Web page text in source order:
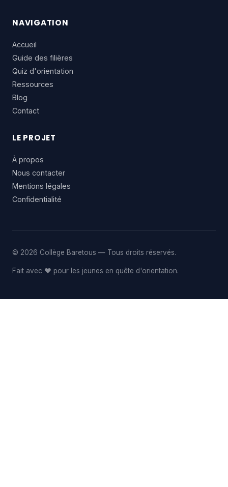
NAVIGATION
Accueil
Guide des filières
Quiz d'orientation
Ressources
Blog
Contact
LE PROJET
À propos
Nous contacter
Mentions légales
Confidentialité
© 2026 Collège Baretous — Tous droits réservés.
Fait avec ♥ pour les jeunes en quête d'orientation.